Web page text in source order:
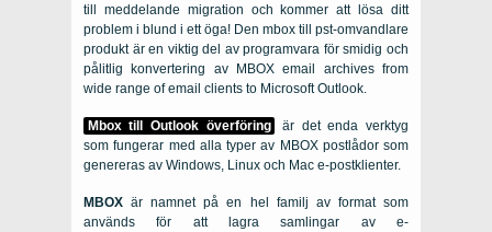
till meddelande migration och kommer att lösa ditt
problem i blund i ett öga! Den mbox till pst-omvandlare
produkt är en viktig del av programvara för smidig och
pålitlig konvertering av
MBOX email archives from
wide range of email clients to Microsoft Outlook.
Mbox till Outlook överföring
är det enda verktyg
som fungerar med alla typer av MBOXpostlådor som
genereras av Windows, Linux och Mac e-postklienter.
MBOX är namnet på en hel familj av format som
används för att lagra samlingar av e-